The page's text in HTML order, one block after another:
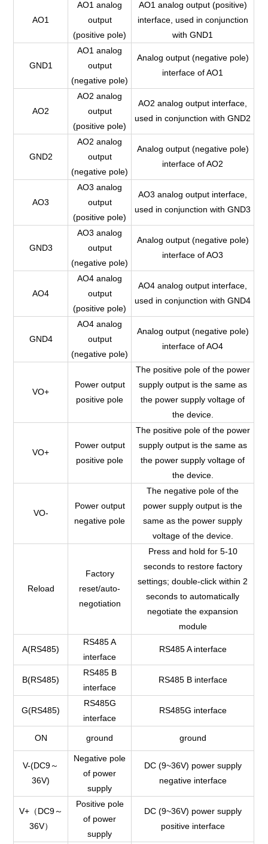
AO1
AO1 analog
output
(positive pole)
AO1 analog output (positive)
interface, used in conjunction
with GND1
GND1
AO1 analog
output
(negative pole)
Analog output (negative pole)
interface of AO1
AO2
AO2 analog
output
(positive pole)
AO2 analog output interface,
used in conjunction with GND2
GND2
AO2 analog
output
(negative pole)
Analog output (negative pole)
interface of AO2
AO3
AO3 analog
output
(positive pole)
AO3 analog output interface,
used in conjunction with GND3
GND3
AO3 analog
output
(negative pole)
Analog output (negative pole)
interface of AO3
AO4
AO4 analog
output
(positive pole)
AO4 analog output interface,
used in conjunction with GND4
GND4
AO4 analog
output
(negative pole)
Analog output (negative pole)
interface of AO4
VO+
Power output
positive pole
The positive pole of the power
supply output is the same as
the power supply voltage of
the device.
VO+
Power output
positive pole
The positive pole of the power
supply output is the same as
the power supply voltage of
the device.
VO-
Power output
negative pole
The negative pole of the
power supply output is the
same as the power supply
voltage of the device.
Reload
Factory
reset/auto-
negotiation
Press and hold for 5-10
seconds to restore factory
settings; double-click within 2
seconds to automatically
negotiate the expansion
module
A(RS485)
RS485 A
interface
RS485 A interface
B(RS485)
RS485 B
interface
RS485 B interface
G(RS485)
RS485G
interface
RS485G interface
ON ground ground
V-(DC9～
36V)
Negative pole
of power
supply
DC (9~36V) power supply
negative interface
V+（DC9～
36V）
Positive pole
of power
supply
DC (9~36V) power supply
positive interface